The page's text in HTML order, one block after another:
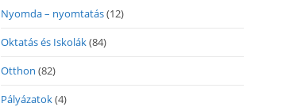
Nyomda – nyomtatás(12)
Oktatás és Iskolák(84)
Otthon (82)
Pályázatok(4)